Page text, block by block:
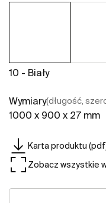
10 - Biały
Wymiary(długość,
1000 x 900 x 27 mm
Karta produktu
Zobacz wszystkie